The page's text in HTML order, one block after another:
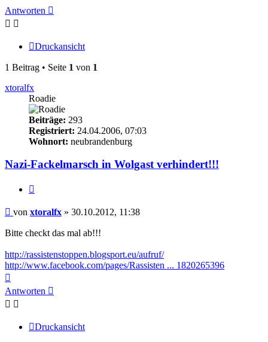
Antworten
Druckansicht
1 Beitrag • Seite 1 von 1
xtoralfx
Roadie
Beiträge: 293
Registriert: 24.04.2006, 07:03
Wohnort: neubrandenburg
Nazi-Fackelmarsch in Wolgast verhindert!!!
Beitrag
von xtoralfx » 30.10.2012, 11:38
Bitte checkt das mal ab!!!
http://rassistenstoppen.blogsport.eu/aufruf/
http://www.facebook.com/pages/Rassisten ... 1820265396
oben
Antworten
Druckansicht